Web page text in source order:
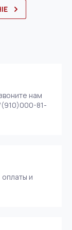
нам
81-
и